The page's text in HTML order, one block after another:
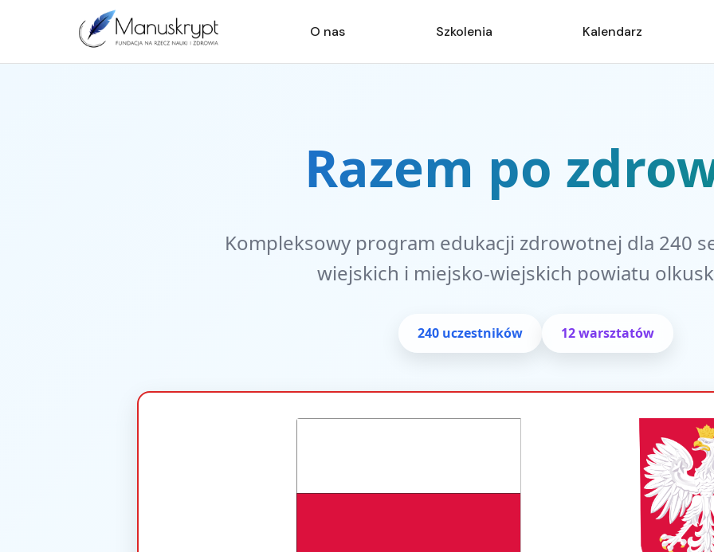
O nas Szkolenia Kalendarz
Razem po
Kompleksowy program edukacji zdrowotnej dla 240
wiejskich i miejsko-wiejskich powiatu
240 uczestników 12 warsztatów